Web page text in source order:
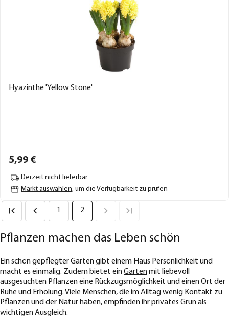
Hyazinthe 'Yellow Stone'
5,99 €
Derzeit nicht lieferbar
Markt auswählen, um die Verfügbarkeit zu prüfen
1 2
Pflanzen machen das Leben schön
Ein schön gepflegter Garten gibt einem Haus Persönlichkeit und
macht es einmalig. Zudem bietet einGartenmit liebevoll
ausgesuchten Pflanzen eine Rückzugsmöglichkeit und einen Ort der
Ruhe und Erholung. Viele Menschen, die im Alltag wenig Kontakt zu
Pflanzen und der Natur haben, empfinden ihr privates Grün als
wichtigen Ausgleich.